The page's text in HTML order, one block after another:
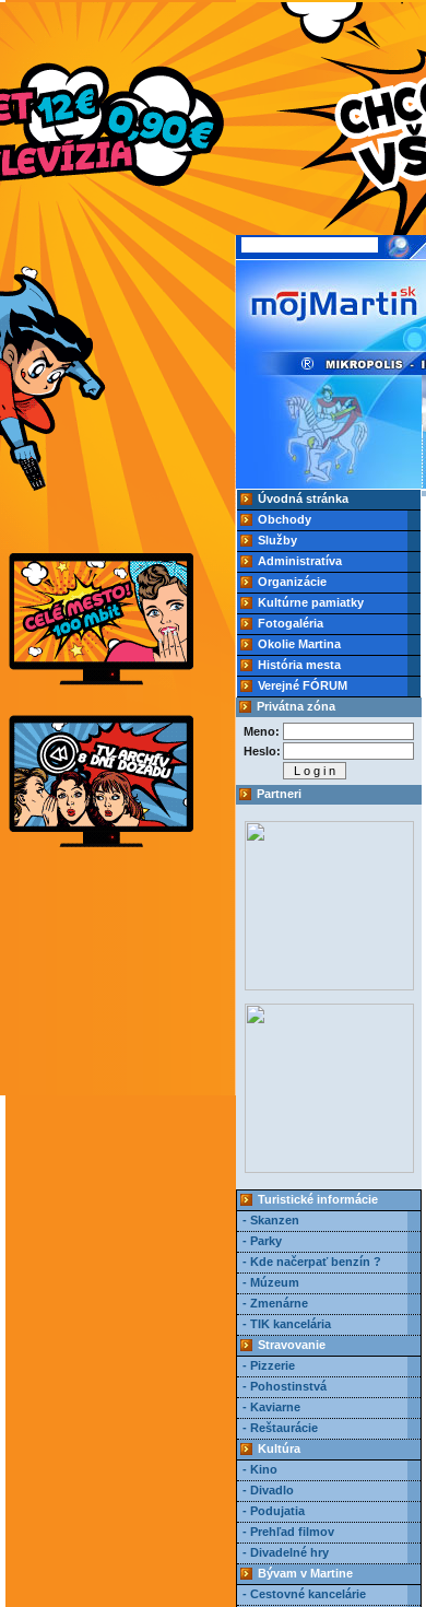
Úvodná stránka
Obchody
Služby
Administratíva
Organizácie
Kultúrne pamiatky
Fotogaléria
Okolie Martina
História mesta
Verejné FÓRUM
Privátna zóna
Meno:
Heslo:
Partneri
Turistické informácie
- Skanzen
- Parky
- Kde načerpať benzín ?
- Múzeum
- Zmenárne
- TIK kancelária
Stravovanie
- Pizzerie
- Pohostinstvá
- Kaviarne
- Reštaurácie
Kultúra
- Kino
- Divadlo
- Podujatia
- Prehľad filmov
- Divadelné hry
Bývam v Martine
- Cestovné kancelárie